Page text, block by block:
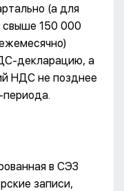
(а для
свыше 150 000
декларацию, а
НДС не позднее
в СЭЗ
записи,